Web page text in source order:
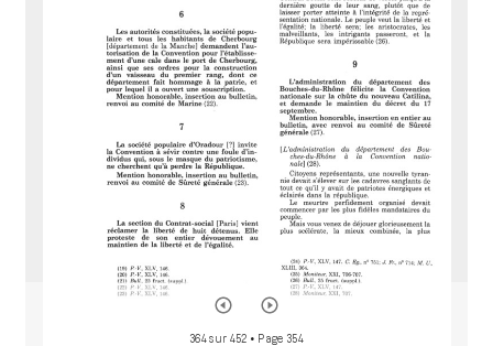
364 sur 452 • Page 354